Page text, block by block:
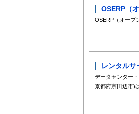
OSERP（
OSERP（オープ
レンタル
データセンター
京都府京田辺市)